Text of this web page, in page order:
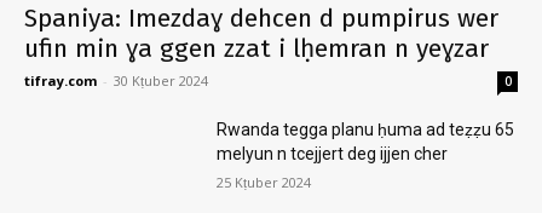
Spaniya: Imezdaɣ dehcen d pumpirus wer
ufin min ɣa ggen zzat i lḥemran n yeɣzar
tifray.com - 30 Kṭuber 2024 0
Rwanda tegga planu ḥuma ad teẓẓu 65
melyun n tcejjert deg ijjen cher
25 Kṭuber 2024